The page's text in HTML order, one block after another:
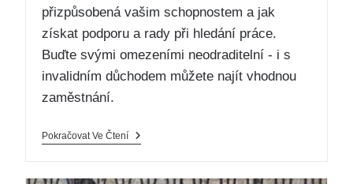
přizpůsobená vašim schopnostem a jak
získat podporu a rady při hledání práce.
Buďte svými omezeními neodraditelní - i s
invalidním důchodem můžete najít vhodnou
zaměstnání.
Pokračovat Ve Čtení